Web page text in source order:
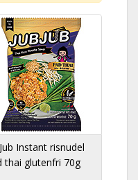
Instant risnudel
thai glutenfri 70g